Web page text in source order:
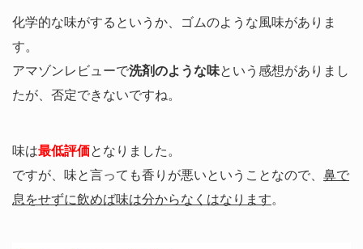
化学的な味がするというか、ゴムのような風味がありま
す。
アマゾンレビューで洗剤のような味という感想がありまし
たが、否定できないですね。
味は最低評価となりました。
ですが、味と言っても香りが悪いということなので、 鼻で
息をせずに飲めば味は分からなくはなります。